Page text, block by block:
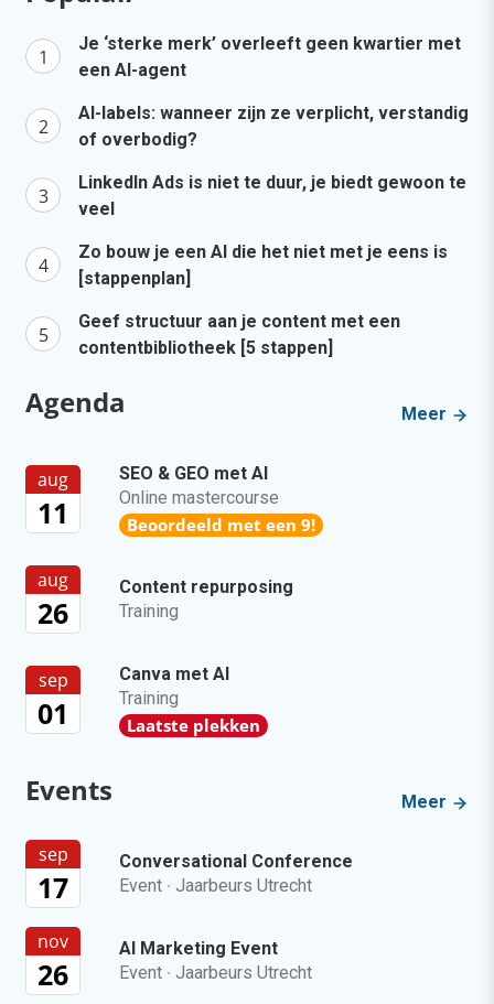
Je ‘sterke merk’ overleeft geen kwartier met
een AI-agent
AI-labels: wanneer zijn ze verplicht, verstandig
of overbodig?
LinkedIn Ads is niet te duur, je biedt gewoon te
veel
Zo bouw je een AI die het niet met je eens is
[stappenplan]
Geef structuur aan je content met een
contentbibliotheek [5 stappen]
Agenda Meer
aug
11
SEO & GEO met AI
Online mastercourse
Beoordeeld met een 9!
aug
26
Content repurposing
Training
sep
01
Canva met AI
Training
Laatste plekken
Events Meer
sep
17
Conversational Conference
Event · Jaarbeurs Utrecht
nov
26
AI Marketing Event
Event · Jaarbeurs Utrecht